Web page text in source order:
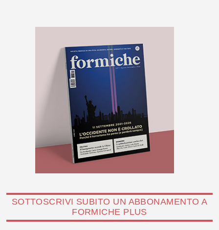
SOTTOSCRIVI SUBITO UN ABBONAMENTO A
FORMICHE PLUS